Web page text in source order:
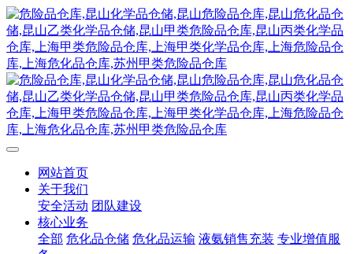
网站首页
关于我们
安全活动 团队建设
核心业务
全部 危化品仓储 危化品运输 液氨销售充装 专业增值服